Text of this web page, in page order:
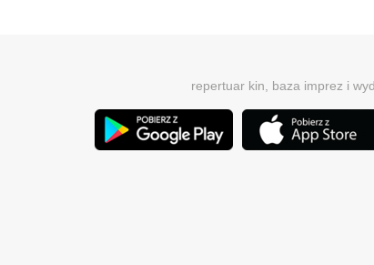
repertuar kin, baza imprez i